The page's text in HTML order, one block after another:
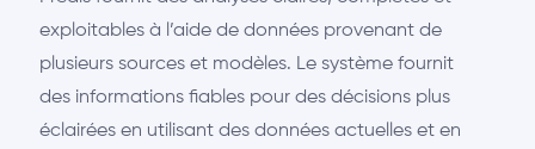
exploitables à l’aide de données provenant de
plusieurs sources et modèles. Le système fournit
des informations fiables pour des décisions plus
éclairées en utilisant des données actuelles et en